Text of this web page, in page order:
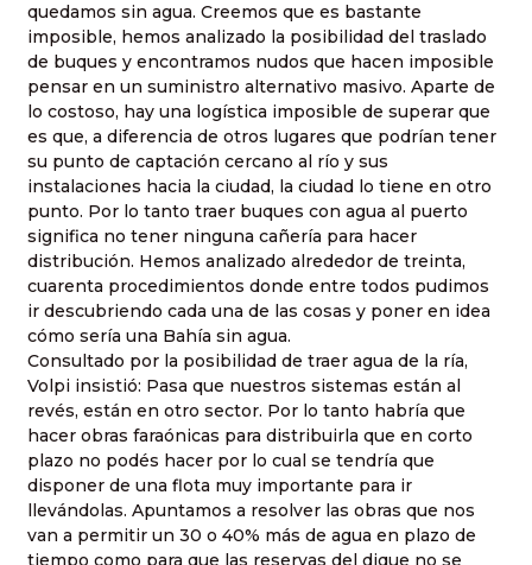
quedamos sin agua. Creemos que es bastante
imposible, hemos analizado la posibilidad del traslado
de buques y encontramos nudos que hacen imposible
pensar en un suministro alternativo masivo. Aparte de
lo costoso, hay una logística imposible de superar que
es que, a diferencia de otros lugares que podrían tener
su punto de captación cercano al río y sus
instalaciones hacia la ciudad, la ciudad lo tiene en otro
punto. Por lo tanto traer buques con agua al puerto
significa no tener ninguna cañería para hacer
distribución. Hemos analizado alrededor de treinta,
cuarenta procedimientos donde entre todos pudimos
ir descubriendo cada una de las cosas y poner en idea
cómo sería una Bahía sin agua.
Consultado por la posibilidad de traer agua de la ría,
Volpi insistió: Pasa que nuestros sistemas están al
revés, están en otro sector. Por lo tanto habría que
hacer obras faraónicas para distribuirla que en corto
plazo no podés hacer por lo cual se tendría que
disponer de una flota muy importante para ir
llevándolas. Apuntamos a resolver las obras que nos
van a permitir un 30 o 40% más de agua en plazo de
tiempo como para que las reservas del dique no se